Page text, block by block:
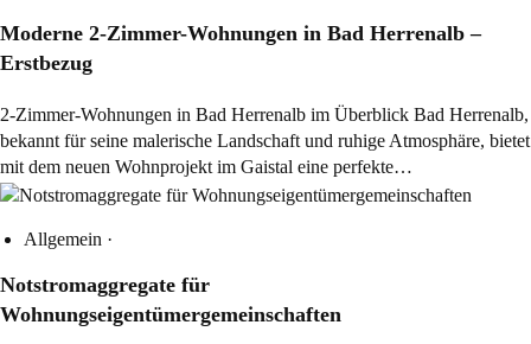
Moderne 2-Zimmer-Wohnungen in Bad Herrenalb –
Erstbezug
2-Zimmer-Wohnungen in Bad Herrenalb im Überblick Bad Herrenalb,
bekannt für seine malerische Landschaft und ruhige Atmosphäre, bietet
mit dem neuen Wohnprojekt im Gaistal eine perfekte…
Allgemein ·
Notstromaggregate für
Wohnungseigentümergemeinschaften